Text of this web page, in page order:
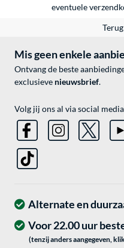
eventuele
Mis geen enkele
Ontvang de beste
exclusieve nieuwsbrief.
Volg jij ons al via social
Alternate en
Voor 22.00 uur
(tenzij anders aangegeven,